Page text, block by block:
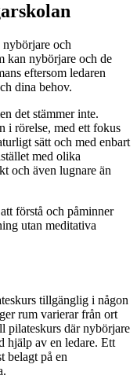
och
kan nybörjare och de
eftersom ledaren
dina behov.
det stämmer inte.
i rörelse, med ett fokus
sätt och med enbart
med olika
och även lugnare än
förstå och påminner
utan meditativa
tillgänglig i någon
rum varierar från ort
pilateskurs där nybörjare
hjälp av en ledare. Ett
belagt på en